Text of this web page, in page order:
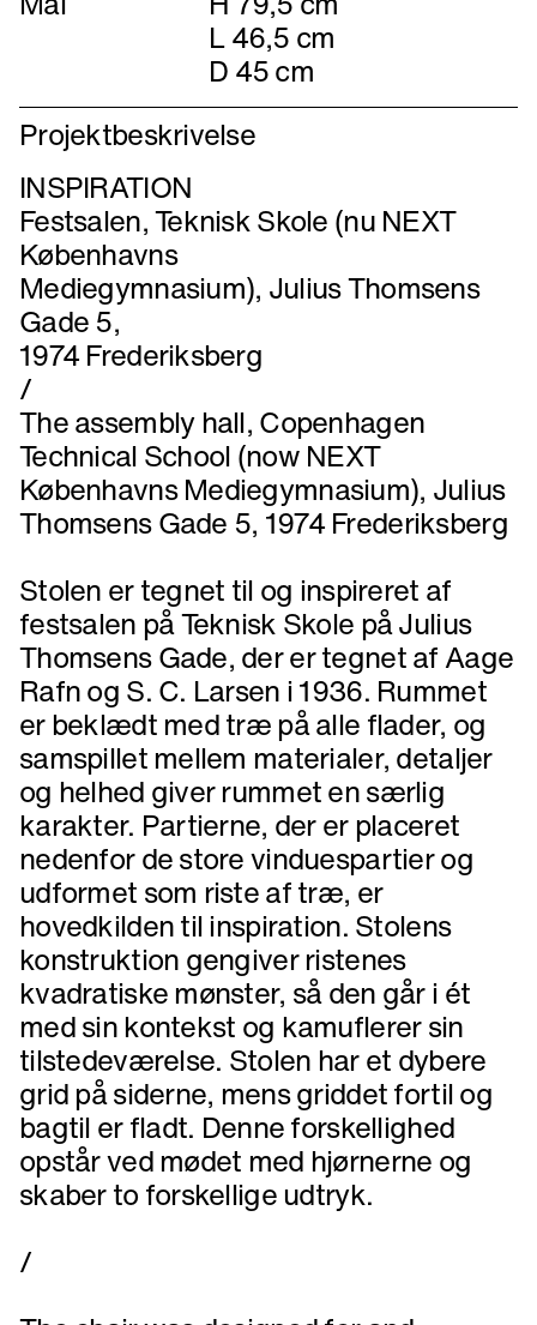
Mål
H 79,5 cm
L 46,5 cm
D 45 cm
Projektbeskrivelse
INSPIRATION
Festsalen, Teknisk Skole (nu NEXT
Københavns
Mediegymnasium), Julius Thomsens
Gade 5,
1974 Frederiksberg
/
The assembly hall, Copenhagen
Technical School (now NEXT
Københavns Mediegymnasium), Julius
Thomsens Gade 5, 1974 Frederiksberg
Stolen er tegnet til og inspireret af
festsalen på Teknisk Skole på Julius
Thomsens Gade, der er tegnet af Aage
Rafn og S. C. Larsen i 1936. Rummet
er beklædt med træ på alle flader, og
samspillet mellem materialer, detaljer
og helhed giver rummet en særlig
karakter. Partierne, der er placeret
nedenfor de store vinduespartier og
udformet som riste af træ, er
hovedkilden til inspiration. Stolens
konstruktion gengiver ristenes
kvadratiske mønster, så den går i ét
med sin kontekst og kamuflerer sin
tilstedeværelse. Stolen har et dybere
grid på siderne, mens griddet fortil og
bagtil er fladt. Denne forskellighed
opstår ved mødet med hjørnerne og
skaber to forskellige udtryk.
/